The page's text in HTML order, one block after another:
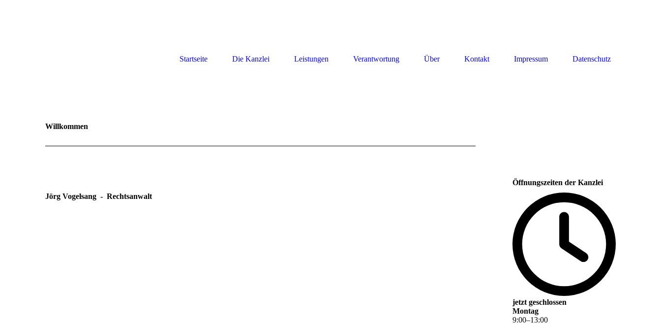
Startseite Die Kanzlei Leistungen Verantwortung Über Kontakt Impressum Datenschutz
Willkommen
Jörg Vogelsang - Rechtsanwalt
Öffnungszeiten der Kanzlei
jetzt geschlossen
Montag
9:00–13:00